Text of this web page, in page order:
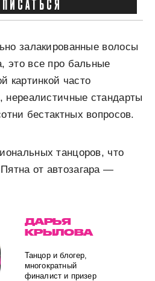
залакированные волосы
все про бальные
картинкой часто
нереалистичные стандарты
бестактных вопросов.
танцоров, что
от автозагара —
ДАРЬЯ
КРЫЛОВА
Танцор и блогер,
многократный
финалист и призер